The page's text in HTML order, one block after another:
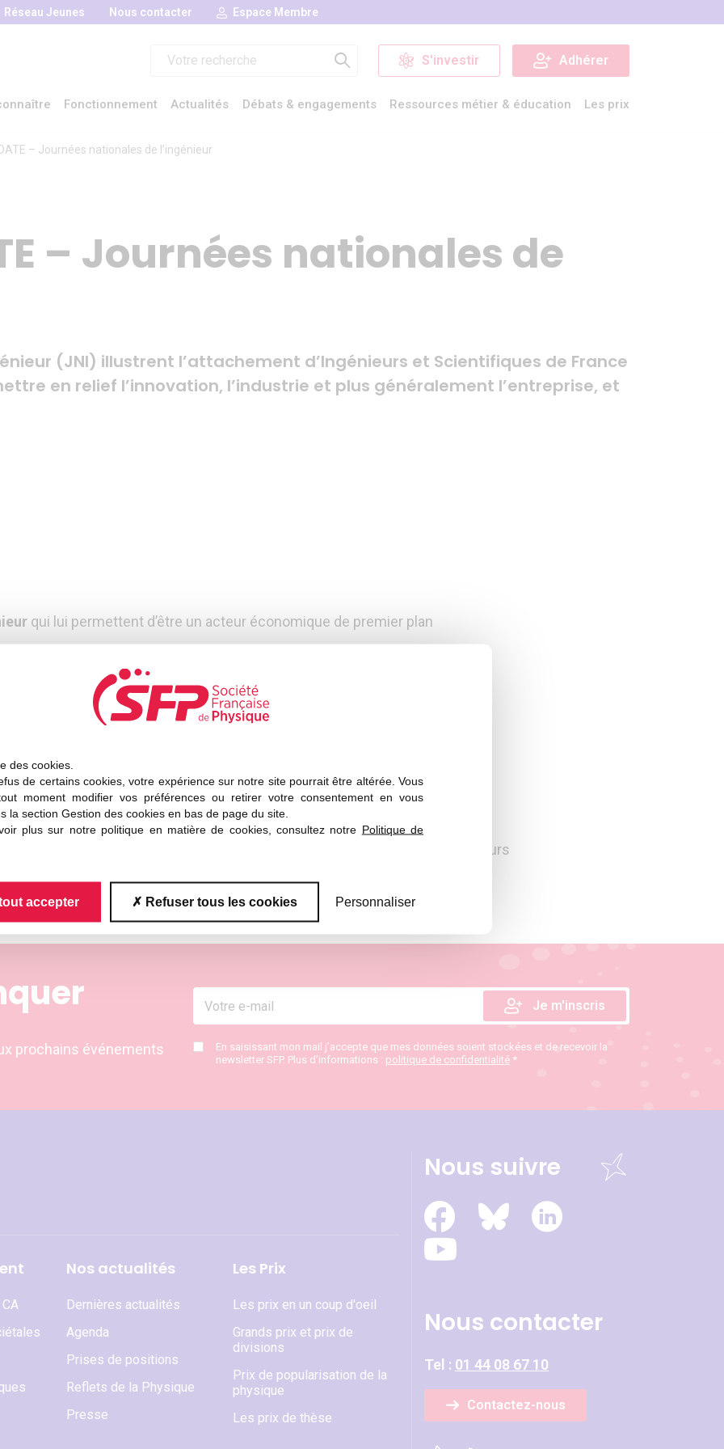
des cookies.
de certains cookies, votre expérience sur notre site pourrait être altérée. Vous
moment modifier vos préférences ou retirer votre consentement en vous
la section Gestion des cookies en bas de page du site.
plus sur notre politique en matière de cookies, consultez notre Politique de
accepter Refuser tous les cookies Personnaliser
Réseau Jeunes Nous contacter Espace Membre
S'investir Adhérer
Fonctionnement Actualités Débats & engagements Ressources métier & éducation Les prix
– Journées nationales de l’ingénieur
– Journées nationales de
(JNI) illustrent l’attachement d’Ingénieurs et Scientifiques de France
en relief l’innovation, l’industrie et plus généralement l’entreprise, et
qui lui permettent d’être un acteur économique de premier plan
l’innovation et de l’entrepreneuriat
social en les rapprochant de leurs écoles
en valorisant le métier d’ingénieur aux yeux du grand public et des décideurs
http://jni.iesf.fr/
prochains événements
En saisissant mon mail j’accepte que mes données soient stockées et de recevoir la
newsletter SFP. Plus d’informations : politique de confidentialité *
Nos actualités
Dernières actualités
Agenda
Prises de positions
Reflets de la Physique
Presse
Les Prix
Les prix en un coup d'oeil
Grands prix et prix de
divisions
Prix de popularisation de la
physique
Les prix de thèse
Nous suivre
Nous contacter
Tel : 01 44 08 67 10
Contactez-nous